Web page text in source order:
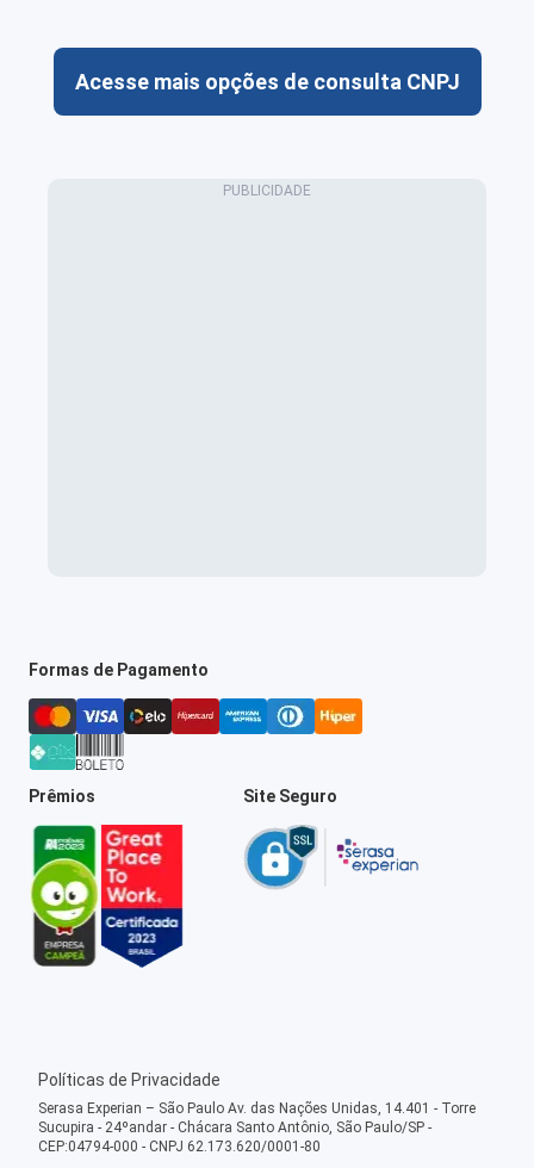
Acesse mais opções de consulta CNPJ
Formas de Pagamento
Prêmios Site Seguro
Políticas de Privacidade
Serasa Experian – São Paulo Av. das Nações Unidas, 14.401 - Torre
Sucupira - 24ºandar - Chácara Santo Antônio, São Paulo/SP -
CEP:04794-000 - CNPJ 62.173.620/0001-80